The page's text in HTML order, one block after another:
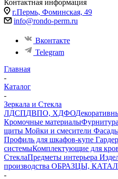
Контактная информация
г.Пермь, Фоминская, 49
info@rondo-perm.ru
Вконтакте
Telegram
Главная
-
Каталог
-
Зеркала и Стекла
ЛДСПДВПО, ХДФО
Кромочные материалыФурнитура
щиты Мойки и смесители
Профиль для шкафов-купе
системыКомплектующие для
СтеклаПредметы интерьера
производства ОБРАЗЦЫ,
-